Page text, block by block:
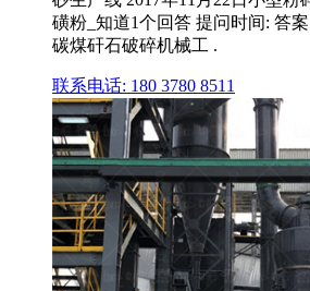
磺粉_知道1个回答 提问时间: 答
碳煤矸石破碎机械工 .
联系电话: 180 3780 8511